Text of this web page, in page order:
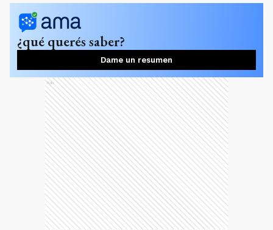
¿qué querés saber?
Dame un resumen
Ads